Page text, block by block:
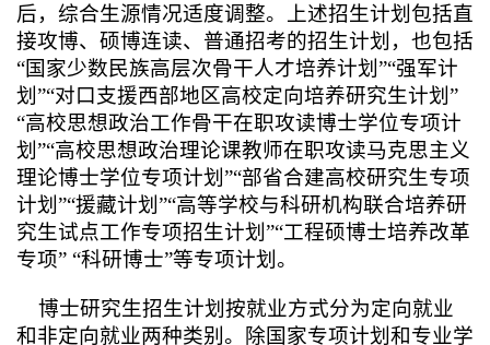
后，综合生源情况适度调整。上述招生计划包括直
接攻博、硕博连读、普通招考的招生计划，也包括
“国家少数民族高层次骨干人才培养计划”“强军计
划”“对口支援西部地区高校定向培养研究生计划”
“高校思想政治工作骨干在职攻读博士学位专项计
划”“高校思想政治理论课教师在职攻读马克思主义
理论博士学位专项计划”“部省合建高校研究生专项
计划”“援藏计划”“高等学校与科研机构联合培养研
究生试点工作专项招生计划”“工程硕博士培养改革
专项” “科研博士”等专项计划。
博士研究生招生计划按就业方式分为定向就业
和非定向就业两种类别。除国家专项计划和专业学